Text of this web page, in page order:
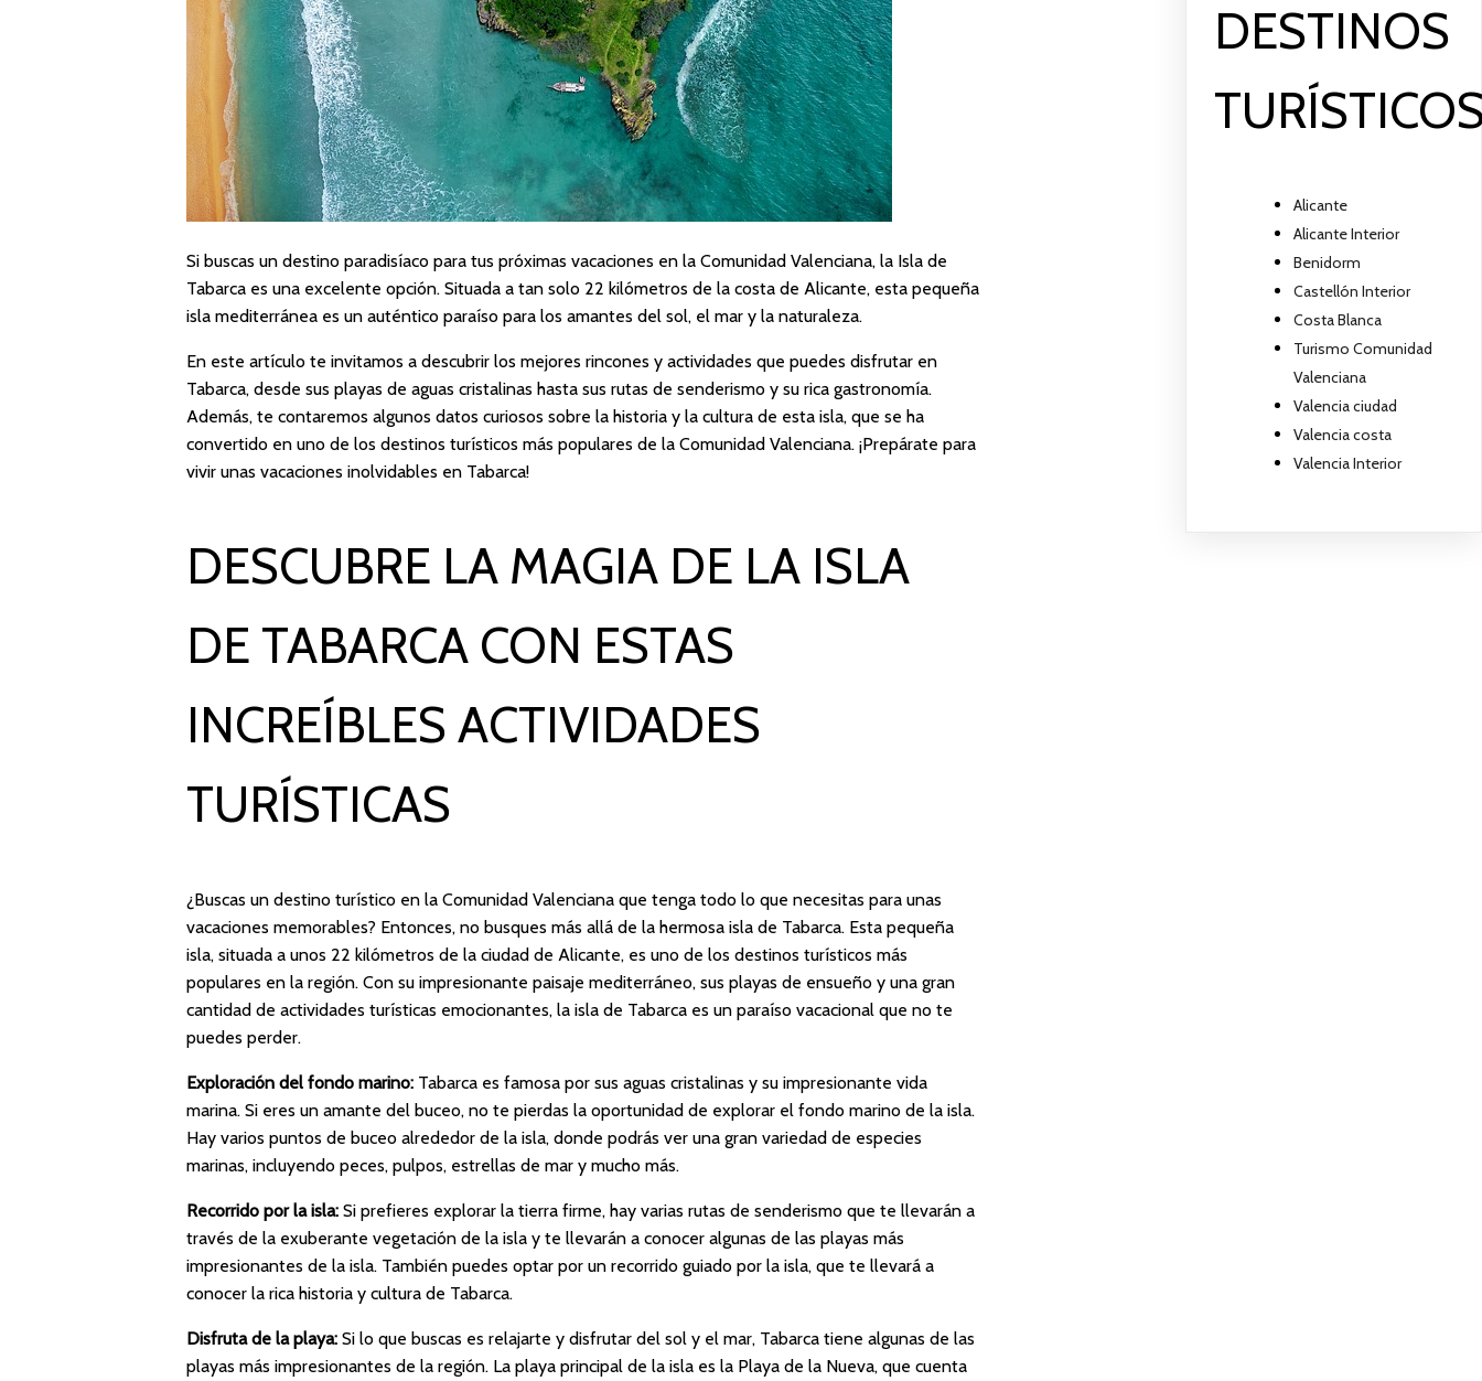
Si buscas un destino paradisíaco para tus próximas vacaciones en la Comunidad Valenciana, la Isla de
Tabarca es una excelente opción. Situada a tan solo 22 kilómetros de la costa de Alicante, esta pequeña
isla mediterránea es un auténtico paraíso para los amantes del sol, el mar y la naturaleza.
En este artículo te invitamos a descubrir los mejores rincones y actividades que puedes disfrutar en
Tabarca, desde sus playas de aguas cristalinas hasta sus rutas de senderismo y su rica gastronomía.
Además, te contaremos algunos datos curiosos sobre la historia y la cultura de esta isla, que se ha
convertido en uno de los destinos turísticos más populares de la Comunidad Valenciana. ¡Prepárate para
vivir unas vacaciones inolvidables en Tabarca!
DESCUBRE LA MAGIA DE LA ISLA
DE TABARCA CON ESTAS
INCREÍBLES ACTIVIDADES
TURÍSTICAS
¿Buscas un destino turístico en la Comunidad Valenciana que tenga todo lo que necesitas para unas
vacaciones memorables? Entonces, no busques más allá de la hermosa isla de Tabarca. Esta pequeña
isla, situada a unos 22 kilómetros de la ciudad de Alicante, es uno de los destinos turísticos más
populares en la región. Con su impresionante paisaje mediterráneo, sus playas de ensueño y una gran
cantidad de actividades turísticas emocionantes, la isla de Tabarca es un paraíso vacacional que no te
puedes perder.
Exploración del fondo marino: Tabarca es famosa por sus aguas cristalinas y su impresionante vida
marina. Si eres un amante del buceo, no te pierdas la oportunidad de explorar el fondo marino de la isla.
Hay varios puntos de buceo alrededor de la isla, donde podrás ver una gran variedad de especies
marinas, incluyendo peces, pulpos, estrellas de mar y mucho más.
Recorrido por la isla: Si prefieres explorar la tierra firme, hay varias rutas de senderismo que te llevarán a
través de la exuberante vegetación de la isla y te llevarán a conocer algunas de las playas más
impresionantes de la isla. También puedes optar por un recorrido guiado por la isla, que te llevará a
conocer la rica historia y cultura de Tabarca.
Disfruta de la playa: Si lo que buscas es relajarte y disfrutar del sol y el mar, Tabarca tiene algunas de las
playas más impresionantes de la región. La playa principal de la isla es la Playa de la Nueva, que cuenta
DESTINOS
Alicante
Alicante Interior
Benidorm
Castellón Interior
Costa Blanca
Turismo Comunidad
Valenciana
Valencia ciudad
Valencia costa
Valencia Interior